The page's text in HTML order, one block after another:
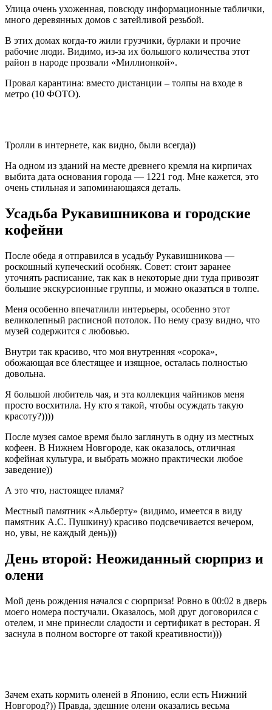
Улица очень ухоженная, повсюду информационные таблички,
много деревянных домов с затейливой резьбой.
В этих домах когда-то жили грузчики, бурлаки и прочие
рабочие люди. Видимо, из-за их большого количества этот
район в народе прозвали «Миллионкой».
Провал карантина: вместо дистанции – толпы на входе в
метро (10 ФОТО).
Тролли в интернете, как видно, были всегда))
На одном из зданий на месте древнего кремля на кирпичах
выбита дата основания города — 1221 год. Мне кажется, это
очень стильная и запоминающаяся деталь.
Усадьба Рукавишникова и городские
кофейни
После обеда я отправился в усадьбу Рукавишникова —
роскошный купеческий особняк. Совет: стоит заранее
уточнять расписание, так как в некоторые дни туда привозят
большие экскурсионные группы, и можно оказаться в толпе.
Меня особенно впечатлили интерьеры, особенно этот
великолепный расписной потолок. По нему сразу видно, что
музей содержится с любовью.
Внутри так красиво, что моя внутренняя «сорока»,
обожающая все блестящее и изящное, осталась полностью
довольна.
Я большой любитель чая, и эта коллекция чайников меня
просто восхитила. Ну кто я такой, чтобы осуждать такую
красоту?))))
После музея самое время было заглянуть в одну из местных
кофеен. В Нижнем Новгороде, как оказалось, отличная
кофейная культура, и выбрать можно практически любое
заведение))
А это что, настоящее пламя?
Местный памятник «Альберту» (видимо, имеется в виду
памятник А.С. Пушкину) красиво подсвечивается вечером,
но, увы, не каждый день)))
День второй: Неожиданный сюрприз и
олени
Мой день рождения начался с сюрприза! Ровно в 00:02 в дверь
моего номера постучали. Оказалось, мой друг договорился с
отелем, и мне принесли сладости и сертификат в ресторан. Я
заснула в полном восторге от такой креативности)))
Зачем ехать кормить оленей в Японию, если есть Нижний
Новгород?)) Правда, здешние олени оказались весьма